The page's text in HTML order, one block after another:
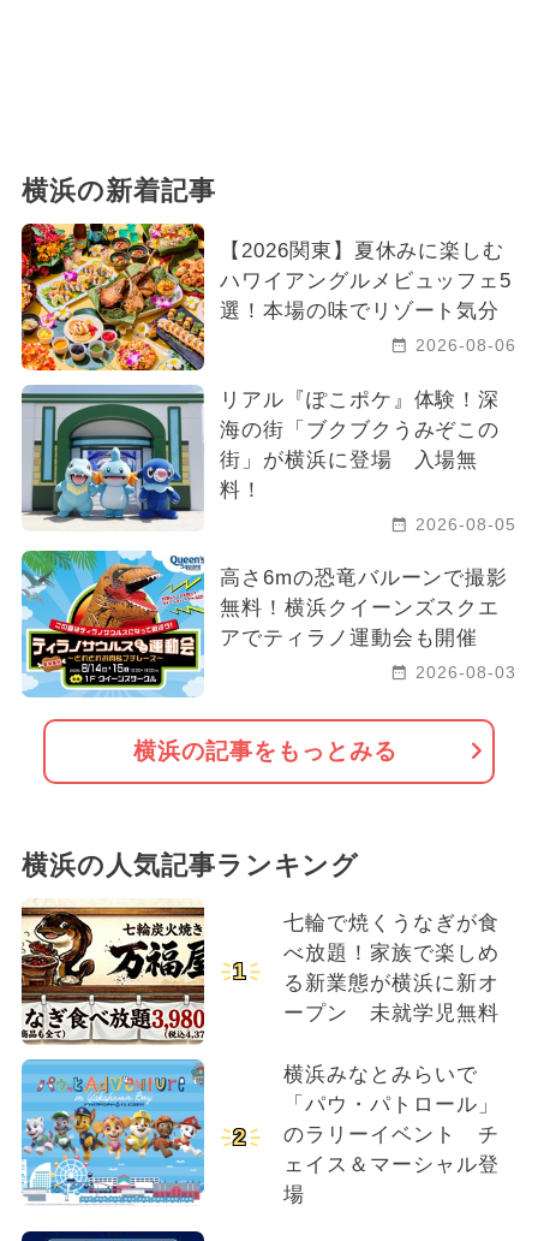
横浜の新着記事
【2026関東】夏休みに楽しむ
ハワイアングルメビュッフェ5
選！本場の味でリゾート気分
2026-08-06
リアル『ぽこポケ』体験！深
海の街「ブクブクうみぞこの
街」が横浜に登場 入場無
料！
2026-08-05
高さ6mの恐竜バルーンで撮影
無料！横浜クイーンズスクエ
アでティラノ運動会も開催
2026-08-03
横浜の記事をもっとみる
横浜の人気記事ランキング
1
七輪で焼くうなぎが食
べ放題！家族で楽しめ
る新業態が横浜に新オ
ープン 未就学児無料
2
横浜みなとみらいで
「パウ・パトロール」
のラリーイベント チ
ェイス＆マーシャル登
場